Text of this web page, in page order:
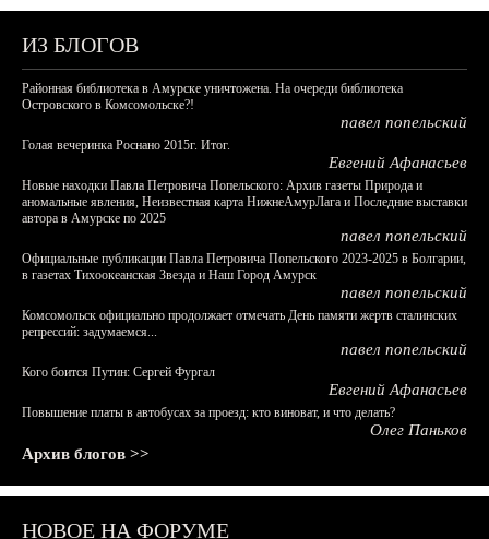
ИЗ БЛОГОВ
Районная библиотека в Амурске уничтожена. На очереди библиотека
Островского в Комсомольске?!
павел попельский
Голая вечеринка Роснано 2015г. Итог.
Евгений Афанасьев
Новые находки Павла Петровича Попельского: Архив газеты Природа и
аномальные явления, Неизвестная карта НижнеАмурЛага и Последние выставки
автора в Амурске по 2025
павел попельский
Официальные публикации Павла Петровича Попельского 2023-2025 в Болгарии,
в газетах Тихоокеанская Звезда и Наш Город Амурск
павел попельский
Комсомольск официально продолжает отмечать День памяти жертв сталинских
репрессий: задумаемся...
павел попельский
Кого боится Путин: Сергей Фургал
Евгений Афанасьев
Повышение платы в автобусах за проезд: кто виноват, и что делать?
Олег Паньков
Архив блогов >>
НОВОЕ НА ФОРУМЕ